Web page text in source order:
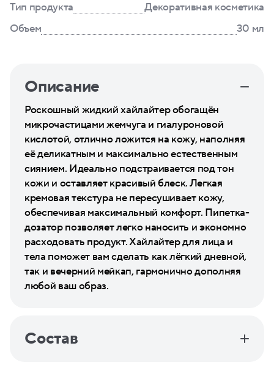
Тип продукта
Декоративная косметика
Объем
30 мл
Описание
Роскошный жидкий хайлайтер обогащён
микрочастицами жемчуга и гиалуроновой
кислотой, отлично ложится на кожу, наполняя
её деликатным и максимально естественным
сиянием. Идеально подстраивается под тон
кожи и оставляет красивый блеск. Легкая
кремовая текстура не пересушивает кожу,
обеспечивая максимальный комфорт. Пипетка-
дозатор позволяет легко наносить и экономно
расходовать продукт. Хайлайтер для лица и
тела поможет вам сделать как лёгкий дневной,
так и вечерний мейкап, гармонично дополняя
любой ваш образ.
Состав